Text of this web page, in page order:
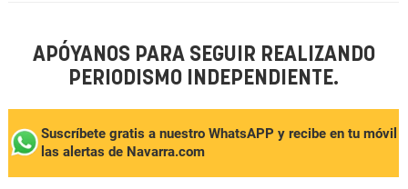
APÓYANOS PARA SEGUIR REALIZANDO
PERIODISMO INDEPENDIENTE.
Suscríbete gratis a nuestro WhatsAPP y recibe en tu móvil
las alertas de Navarra.com